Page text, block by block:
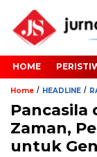
HOME
Home / HEADLINE /
Pancasila
Zaman,
untuk